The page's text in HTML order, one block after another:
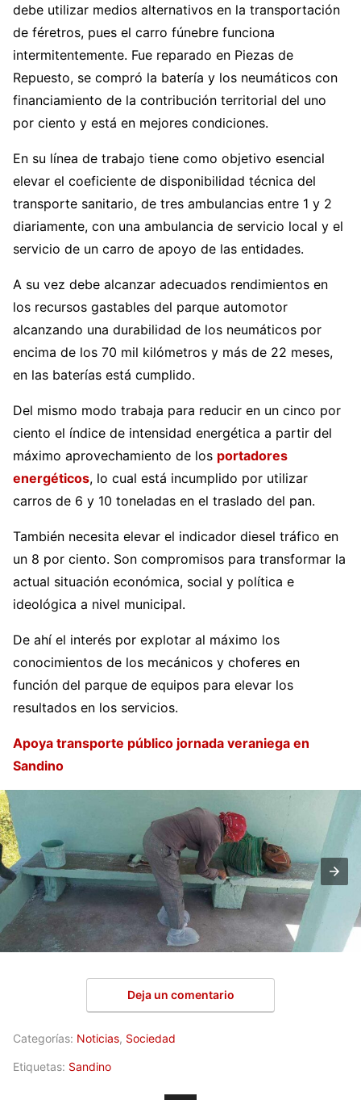
debe utilizar medios alternativos en la transportación
de féretros, pues el carro fúnebre funciona
intermitentemente. Fue reparado en Piezas de
Repuesto, se compró la batería y los neumáticos con
financiamiento de la contribución territorial del uno
por ciento y está en mejores condiciones.
En su línea de trabajo tiene como objetivo esencial
elevar el coeficiente de disponibilidad técnica del
transporte sanitario, de tres ambulancias entre 1 y 2
diariamente, con una ambulancia de servicio local y el
servicio de un carro de apoyo de las entidades.
A su vez debe alcanzar adecuados rendimientos en
los recursos gastables del parque automotor
alcanzando una durabilidad de los neumáticos por
encima de los 70 mil kilómetros y más de 22 meses,
en las baterías está cumplido.
Del mismo modo trabaja para reducir en un cinco por
ciento el índice de intensidad energética a partir del
máximo aprovechamiento de los portadores
energéticos, lo cual está incumplido por utilizar
carros de 6 y 10 toneladas en el traslado del pan.
También necesita elevar el indicador diesel tráfico en
un 8 por ciento. Son compromisos para transformar la
actual situación económica, social y política e
ideológica a nivel municipal.
De ahí el interés por explotar al máximo los
conocimientos de los mecánicos y choferes en
función del parque de equipos para elevar los
resultados en los servicios.
Apoya transporte público jornada veraniega en
Sandino
Deja un comentario
Categorías: Noticias, Sociedad
Etiquetas: Sandino